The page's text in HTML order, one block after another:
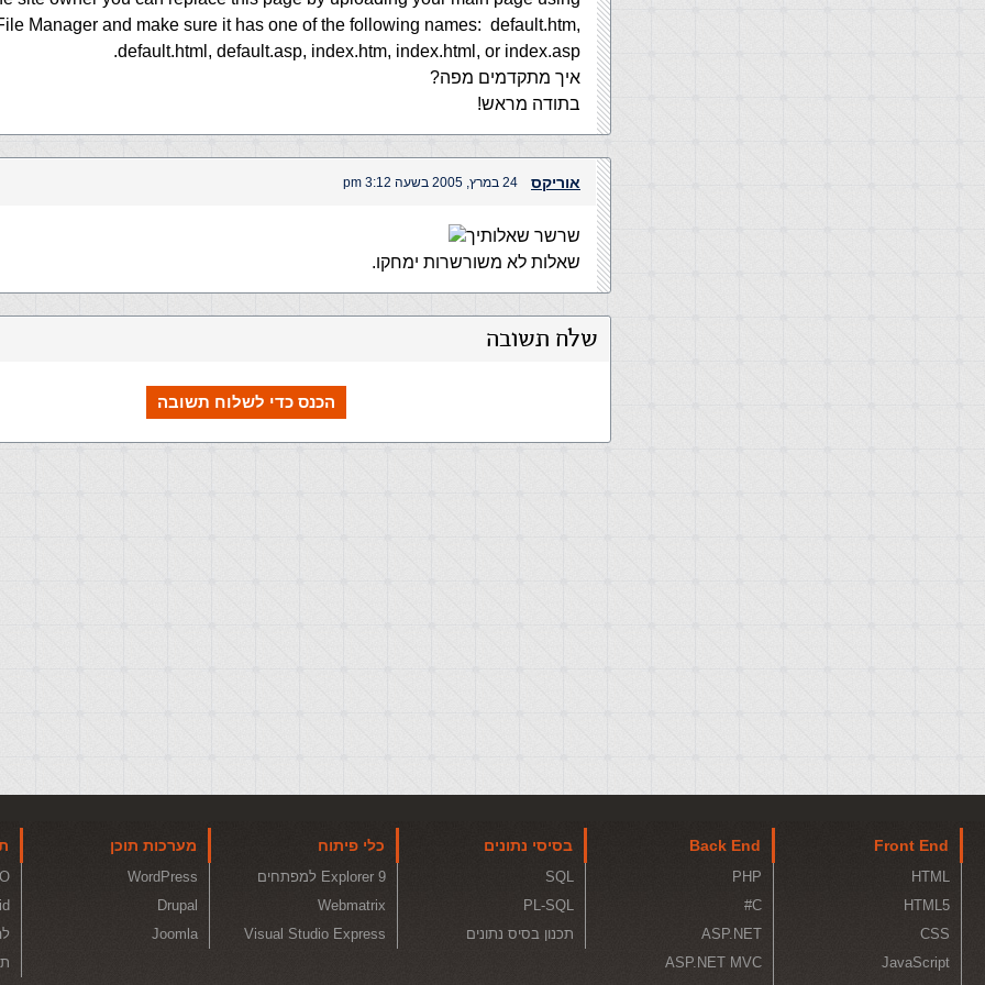
Manager and make sure it has one of the following names: default.htm,
default.html, default.asp, index.htm, index.html, or index.asp.
איך מתקדמים מפה?
בתודה מראש!
אוריקס 24 במרץ, 2005 בשעה 3:12 pm
שרשר שאלותיך
שאלות לא משורשרות ימחקו.
שלח תשובה
הכנס כדי לשלוח תשובה
Front End
HTML
HTML5
CSS
JavaScript
Back End
PHP
C#
ASP.NET
ASP.NET MVC
בסיסי נתונים
SQL
PL-SQL
תכנון בסיס נתונים
כלי פיתוח
Explorer 9 למפתחים
Webmatrix
Visual Studio Express
מערכות תוכן
WordPress
Drupal
Joomla